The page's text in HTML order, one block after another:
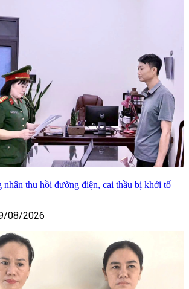
thu hồi đường điện, cai thầu bị khởi tố
08/2026